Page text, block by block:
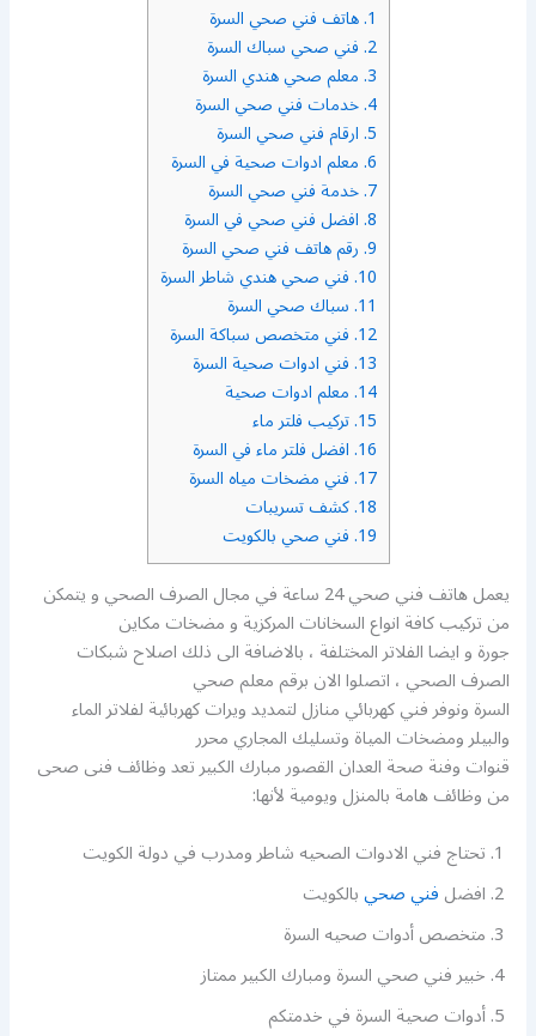
1. هاتف فني صحي السرة
2. فني صحي سباك السرة
3. معلم صحي هندي السرة
4. خدمات فني صحي السرة
5. ارقام فني صحي السرة
6. معلم ادوات صحية في السرة
7. خدمة فني صحي السرة
8. افضل فني صحي في السرة
9. رقم هاتف فني صحي السرة
10. فني صحي هندي شاطر السرة
11. سباك صحي السرة
12. فني متخصص سباكة السرة
13. فني ادوات صحية السرة
14. معلم ادوات صحية
15. تركيب فلتر ماء
16. افضل فلتر ماء في السرة
17. فني مضخات مياه السرة
18. كشف تسريبات
19. فني صحي بالكويت
يعمل هاتف فني صحي 24 ساعة في مجال الصرف الصحي و يتمكن
من تركيب كافة انواع السخانات المركزية و مضخات مكاين
جورة و ايضا الفلاتر المختلفة ، بالاضافة الى ذلك اصلاح شبكات
الصرف الصحي ، اتصلوا الان برقم معلم صحي
السرة ونوفر فني كهربائي منازل لتمديد ويرات كهربائية لفلاتر الماء
والبيلر ومضخات المياة وتسليك المجاري محرر
قنوات وفنة صحة العدان القصور مبارك الكبير تعد وظائف فنى صحى
من وظائف هامة بالمنزل ويومية لأنها:
تحتاج فني الادوات الصحيه شاطر ومدرب في دولة الكويت
افضلفني صحيبالكويت
متخصص أدوات صحيه السرة
خبير فني صحي السرة ومبارك الكبير ممتاز
أدوات صحية السرة في خدمتكم